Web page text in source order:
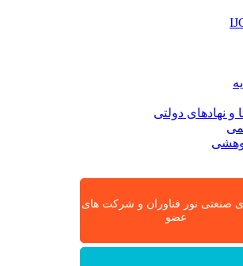
نهادهای دولتی
نور فناوران و شرکت های
عضو